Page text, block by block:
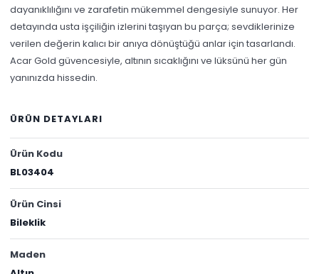
dayanıklılığını ve zarafetin mükemmel dengesiyle sunuyor. Her
detayında usta işçiliğin izlerini taşıyan bu parça; sevdiklerinize
verilen değerin kalıcı bir anıya dönüştüğü anlar için tasarlandı.
Acar Gold güvencesiyle, altının sıcaklığını ve lüksünü her gün
yanınızda hissedin.
ÜRÜN DETAYLARI
Ürün Kodu
BL03404
Ürün Cinsi
Bileklik
Maden